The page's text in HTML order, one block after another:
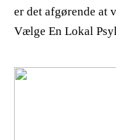
er det afgørende at
Vælge En Lokal